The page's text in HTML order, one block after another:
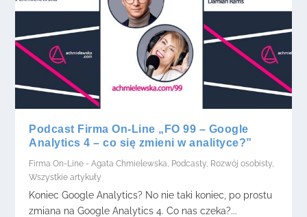
Podcast Firma On-Line „FO 99 – Google
Analytics 4 – co się zmieni w analityce?”
Firma On-Line - Agata Chmielewska Podcasty Rozwój osobisty
Wszystkie artykuły
Koniec Google Analytics? No nie taki koniec, po prostu
zmiana na Google Analytics 4. Co nas czeka?...